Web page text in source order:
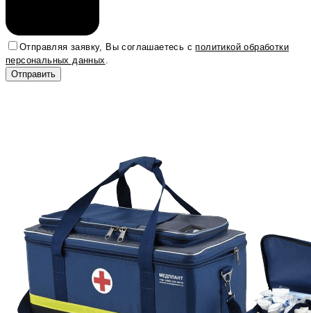
Отправляя заявку, Вы соглашаетесь сполитикой обработки
персональных данных